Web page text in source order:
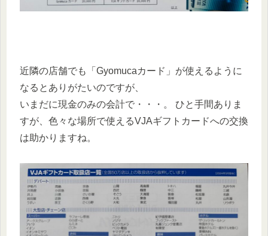
近隣の店舗でも「Gyomucaカード」が使えるように
なるとありがたいのですが、
いまだに現金のみの会計で・・・。 ひと手間ありま
すが、色々な場所で使えるVJAギフトカードへの交換
は助かりますね。